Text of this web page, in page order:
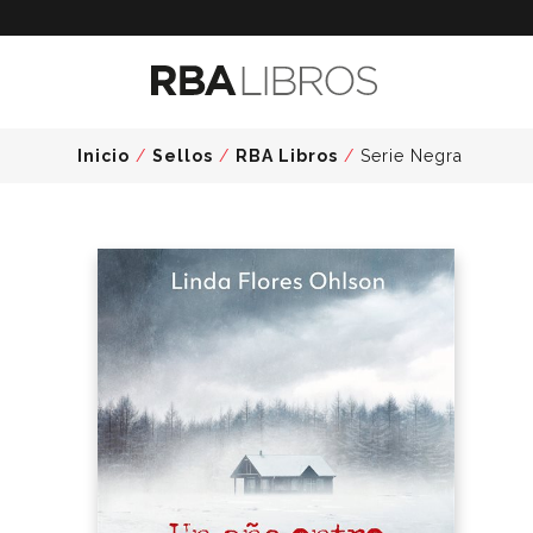
Inicio / Sellos / RBA Libros / Serie Negra